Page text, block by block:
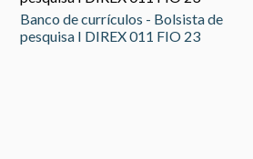
Banco de currículos - Bolsista de
pesquisa I DIREX 011 FIO 23